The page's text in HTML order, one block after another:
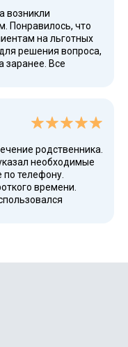
возникли
Понравилось, что
на льготных
решения вопроса,
заранее. Все
родственника.
необходимые
телефону.
времени.